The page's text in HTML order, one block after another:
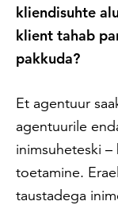
kliendisuhte
klient tahab
pakkuda?
Et agentuur
agentuurile
inimsuheteski –
toetamine.
taustadega